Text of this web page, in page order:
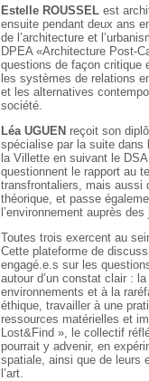
Estelle ROUSSEL est
ensuite pendant deux ans
de l’architecture et
DPEA «Architecture Post-
questions de façon critique
les systèmes de relations
et les alternatives
société.
Léa UGUEN reçoit son
spécialise par la suite dans
la Villette en suivant le
questionnent le rapport au
transfrontaliers, mais aussi
théorique, et passe
l’environnement auprès
Toutes trois exercent au
Cette plateforme de
engagé.e.s sur les
autour d’un constat clair :
environnements et à la
éthique, travailler à une
ressources matérielles et
Lost&Find », le collectif
pourrait y advenir, en
spatiale, ainsi que de leurs
l’art.